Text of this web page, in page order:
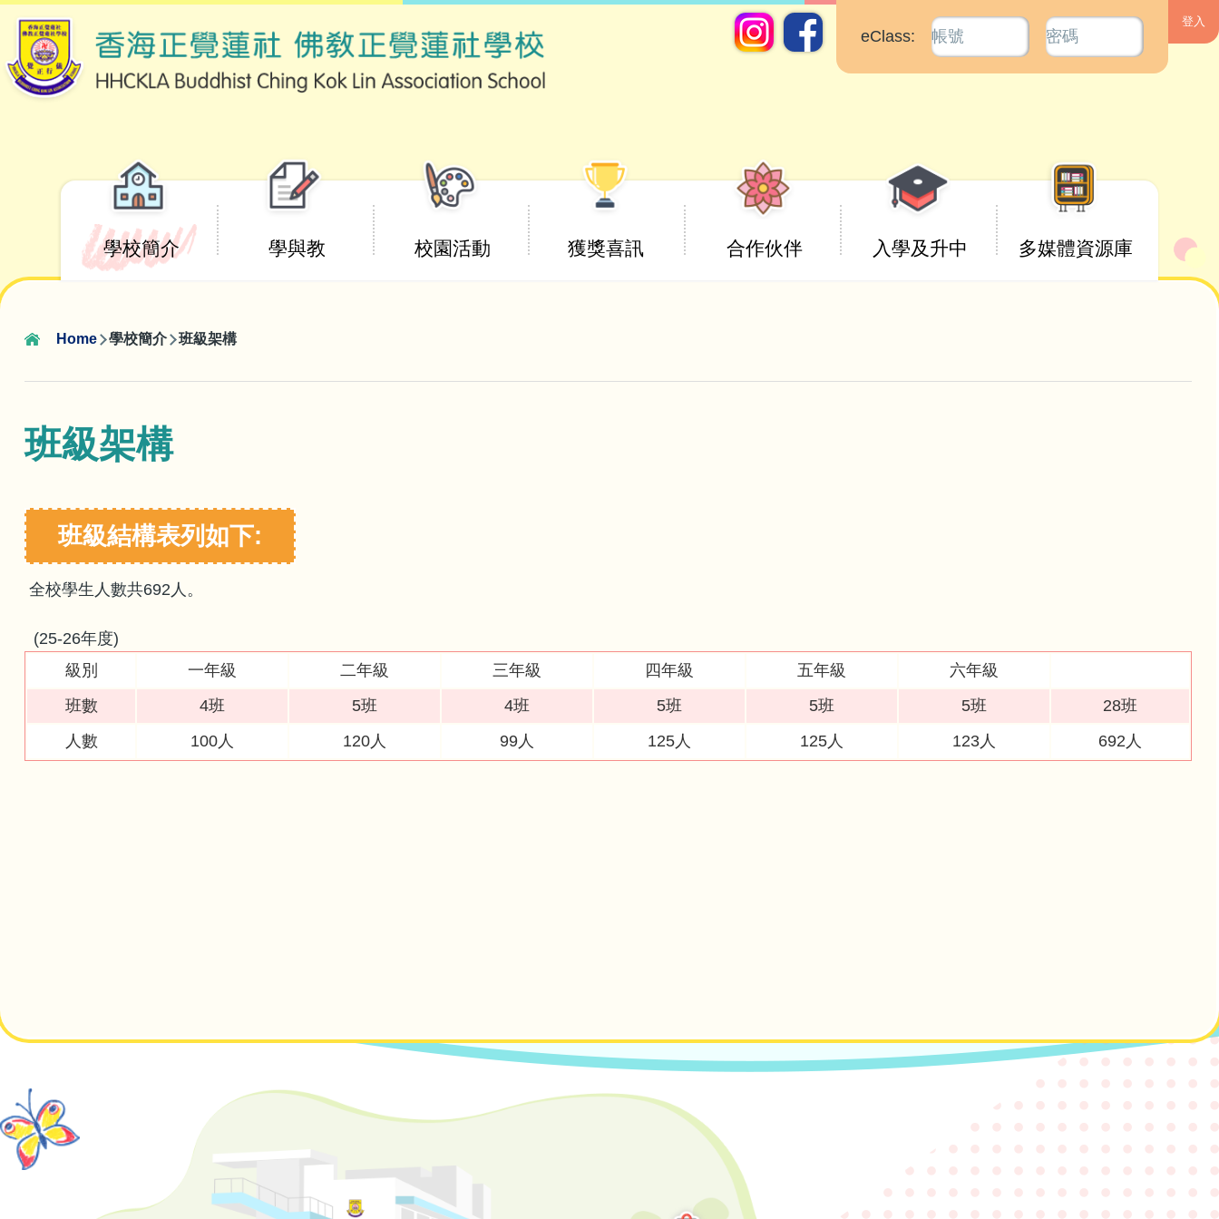
eClass:
navigation
學校簡介 學與教 校園活動 獲獎喜訊 合作伙伴 入學及升中 多媒體資源庫
Breadcrumb
Home 學校簡介 班級架構
班級架構
班級結構表列如下:
全校學生人數共692人。
(25-26年度)
級別
一年級 二年級 三年級 四年級 五年級
六年級
班數
4班 5班 4班 5班 5班 5班
28班
人數
100人 120人 99人 125人 125人 123人 692人
navigation